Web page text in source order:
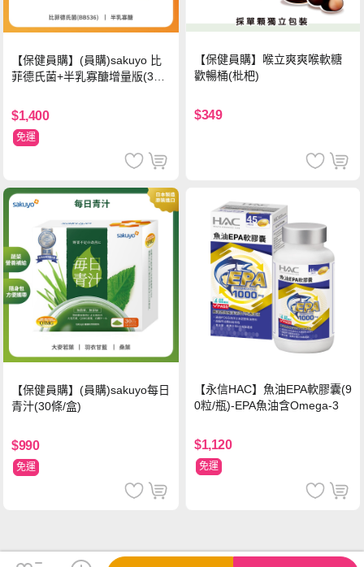
【保健員購】(員購)sakuyo 比
菲德氏菌+半乳寡醣增量版(30
$1,400
免運
【保健員購】喉立爽爽喉軟糖
歡暢桶(枇杷)
$349
【保健員購】(員購)sakuyo每日
青汁(30條/盒)
$990
免運
【永信HAC】魚油EPA軟膠囊(9
0粒/瓶)-EPA魚油含Omega-3
$1,120
免運